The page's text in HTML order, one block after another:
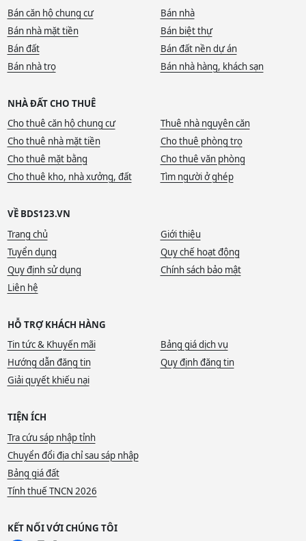
Bán căn hộ chung cư
Bán nhà
Bán nhà mặt tiền
Bán biệt thự
Bán đất
Bán đất nền dự án
Bán nhà trọ
Bán nhà hàng, khách sạn
NHÀ ĐẤT CHO THUÊ
Cho thuê căn hộ chung cư
Thuê nhà nguyên căn
Cho thuê nhà mặt tiền
Cho thuê phòng trọ
Cho thuê mặt bằng
Cho thuê văn phòng
Cho thuê kho, nhà xưởng, đất
Tìm người ở ghép
VỀ BDS123.VN
Trang chủ
Giới thiệu
Tuyển dụng
Quy chế hoạt động
Quy định sử dụng
Chính sách bảo mật
Liên hệ
HỖ TRỢ KHÁCH HÀNG
Tin tức & Khuyến mãi
Bảng giá dịch vụ
Hướng dẫn đăng tin
Quy định đăng tin
Giải quyết khiếu nại
TIỆN ÍCH
Tra cứu sáp nhập tỉnh
Chuyển đổi địa chỉ sau sáp nhập
Bảng giá đất
Tính thuế TNCN 2026
KẾT NỐI VỚI CHÚNG TÔI